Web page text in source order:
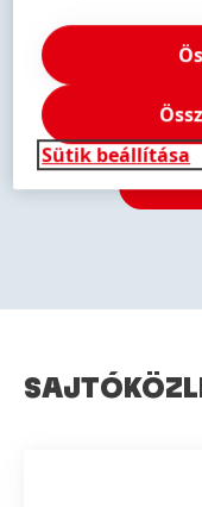
További
információk
Sütik beállítása